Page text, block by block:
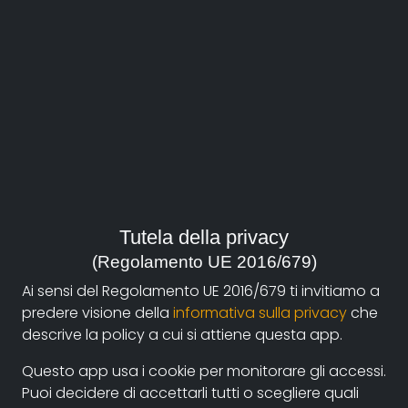
L'ultima popstar
Bio
Sceneggiatore e regista classe 1977.
Civica di Milano, inizia la sua esperienza nel cinema;
nel 2009 è stato autore diEra la città dei cinema
Tutela della privacy
(Regolamento UE 2016/679)
Ai sensi del Regolamento UE 2016/679 ti invitiamo a
predere visione della informativa sulla privacyche
descrive la policy a cui si attiene questa app.
Questo app usa i cookie per monitorare gli accessi.
Puoi decidere di accettarli tutti o scegliere quali